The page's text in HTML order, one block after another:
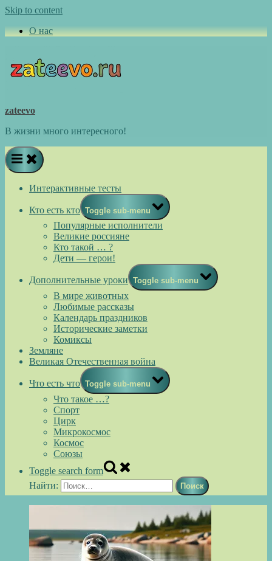
Skip to content
О нас
zateevo
В жизни много интересного!
Интерактивные тесты
Кто есть кто Toggle sub-menu
Популярные исполнители
Великие россияне
Кто такой … ?
Дети — герои!
Дополнительные уроки Toggle sub-menu
В мире животных
Любимые рассказы
Календарь праздников
Исторические заметки
Комиксы
Земляне
Великая Отечественная война
Что есть что Toggle sub-menu
Что такое …?
Спорт
Цирк
Микрокосмос
Космос
Союзы
Toggle search form
Найти: